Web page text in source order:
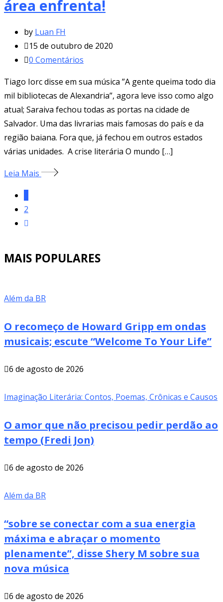
área enfrenta!
by Luan FH
15 de outubro de 2020
0 Comentários
Tiago Iorc disse em sua música ”A gente queima todo dia
mil bibliotecas de Alexandria”, agora leve isso como algo
atual; Saraiva fechou todas as portas na cidade de
Salvador. Uma das livrarias mais famosas do país e da
região baiana. Fora que, já fechou em outros estados
várias unidades. A crise literária O mundo […]
Leia Mais
2
MAIS POPULARES
Além da BR
O recomeço de Howard Gripp em ondas
musicais; escute “Welcome To Your Life”
6 de agosto de 2026
Imaginação Literária: Contos, Poemas, Crônicas e Causos
O amor que não precisou pedir perdão ao
tempo (Fredi Jon)
6 de agosto de 2026
Além da BR
“sobre se conectar com a sua energia
máxima e abraçar o momento
plenamente”, disse Shery M sobre sua
nova música
6 de agosto de 2026